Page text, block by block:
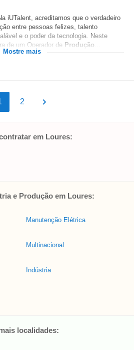
iUTalent, acreditamos que o verdadeiro
entre pessoas felizes, talento
e o poder da tecnologia. Neste
de um Operador de Produção
Mostre mais
2
em Loures:
e Produção em Loures:
Manutenção Elétrica
Multinacional
Indústria
localidades: